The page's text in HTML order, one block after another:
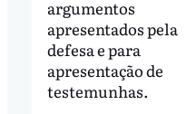
argumentos
apresentados pela
defesa e para
apresentação de
testemunhas.